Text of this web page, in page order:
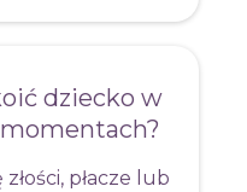
dziecko w
płacze lub